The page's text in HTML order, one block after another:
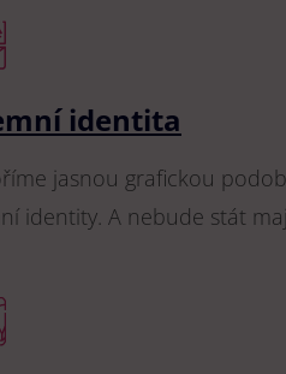
identita
jasnou grafickou
identity. A nebude stát